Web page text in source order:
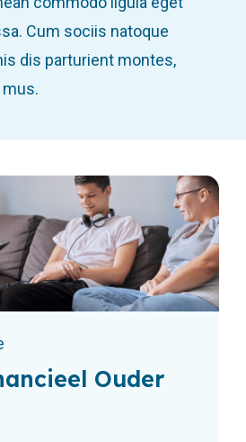
Cum sociis natoque
dis parturient montes,
Ouder